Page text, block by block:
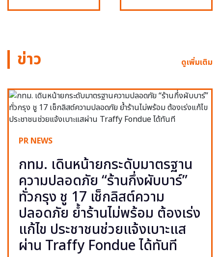
ข่าว ดูเพิ่มเติม
PR NEWS
กทม. เดินหน้ายกระดับมาตรฐาน
ความปลอดภัย “ร้านกึ่งผับบาร์”
ทั่วกรุง ชู 17 เช็กลิสต์ความ
ปลอดภัย ย้ำร้านไม่พร้อม ต้องเร่ง
แก้ไข ประชาชนช่วยแจ้งเบาะแส
ผ่าน Traffy Fondue ได้ทันที